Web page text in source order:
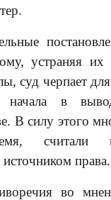
устраняя их
суд черпает
в
В силу этого
считали
права.
во